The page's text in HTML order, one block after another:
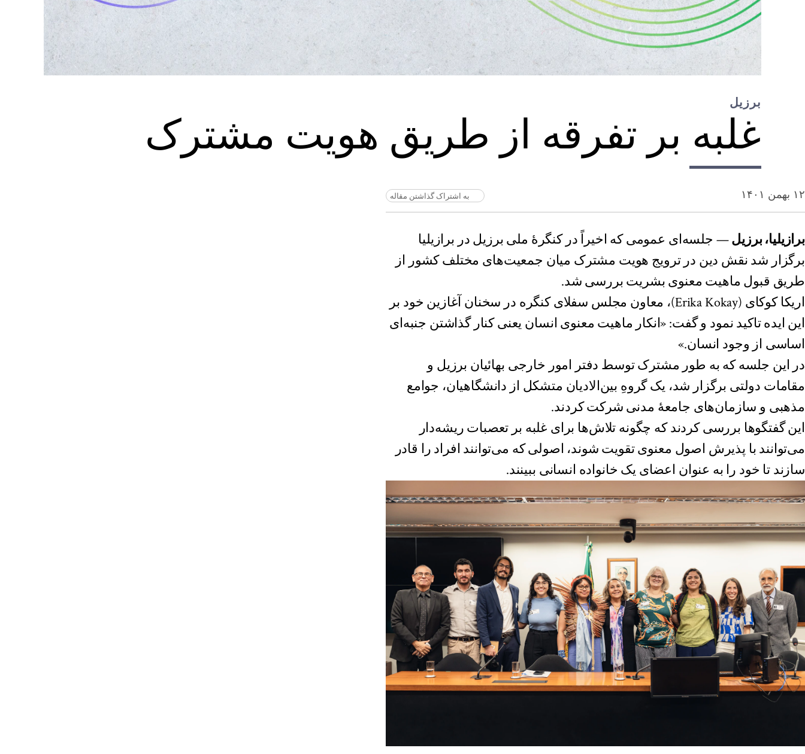
برزیل
غلبه بر تفرقه از طریق هویت مشترک
۱۲ بهمن ۱۴۰۱ به اشتراک گذاشتن مقاله
برازیلیا، برزیل— جلسه‌ای عمومی که اخیراً در کنگرهٔ ملی برزیل در برازیلیا
برگزار شد نقش دین در ترویج هویت مشترک میان جمعیت‌های مختلف کشور از
طریق قبول ماهیت معنوی بشریت بررسی شد.
اریکا کوکای (Erika Kokay)، معاون مجلس سفلای کنگره در سخنان آغازین خود بر
این ایده تاکید نمود و گفت: «انکار ماهیت معنوی انسان یعنی کنار گذاشتن جنبه‌ای
اساسی از وجود انسان.»
در این جلسه که به طور مشترک توسط دفتر امور خارجی بهائیان برزیل و
مقامات دولتی برگزار شد، یک گروهِ بین‌الادیان متشکل از دانشگاهیان، جوامع
مذهبی و سازمان‌های جامعهٔ مدنی شرکت کردند.
این گفتگوها بررسی کردند که چگونه تلاش‌ها برای غلبه بر تعصبات ریشه‌دار
می‌توانند با پذیرش اصول معنوی تقویت شوند، اصولی که می‌توانند افراد را قادر
سازند تا خود را به عنوان اعضای یک خانواده انسانی ببینند.